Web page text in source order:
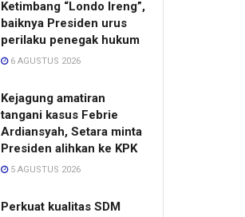
Ketimbang “Londo Ireng”,
baiknya Presiden urus
perilaku penegak hukum
6 AGUSTUS 2026
Kejagung amatiran
tangani kasus Febrie
Ardiansyah, Setara minta
Presiden alihkan ke KPK
5 AGUSTUS 2026
Perkuat kualitas SDM